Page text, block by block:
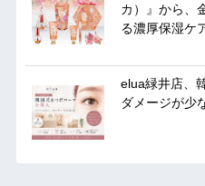
カ）』から、
る濃厚保湿ケ
elua緑井店、
ダメージが少